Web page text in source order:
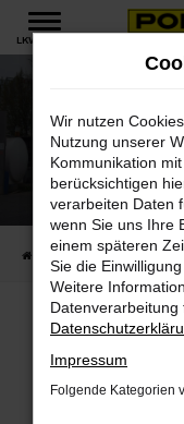
Zum
Hauptinhalt
LKW MENÜ
Startseite LKW
Wir nutzen
Nutzung unserer
Kommunikation
berücksichtigen
verarbeiten Daten
wenn Sie uns Ihre
einem späteren
Sie die
Weitere
Datenverarbeitung
Impressum
Folgende Kategorien